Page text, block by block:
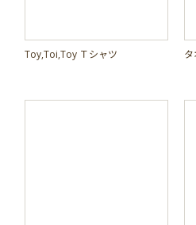
Toy,Toi,Toy Ｔシャツ